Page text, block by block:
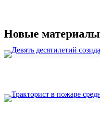
Новые материалы